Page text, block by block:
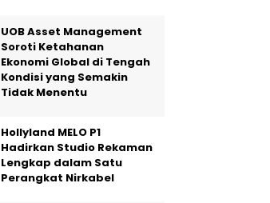
UOB Asset Management
Soroti Ketahanan
Ekonomi Global di Tengah
Kondisi yang Semakin
Tidak Menentu
Hollyland MELO P1
Hadirkan Studio Rekaman
Lengkap dalam Satu
Perangkat Nirkabel